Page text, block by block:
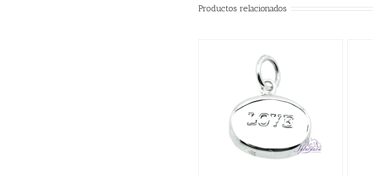
Productos relacionados
AÑADIR AL CARRITO QUICK VIEW